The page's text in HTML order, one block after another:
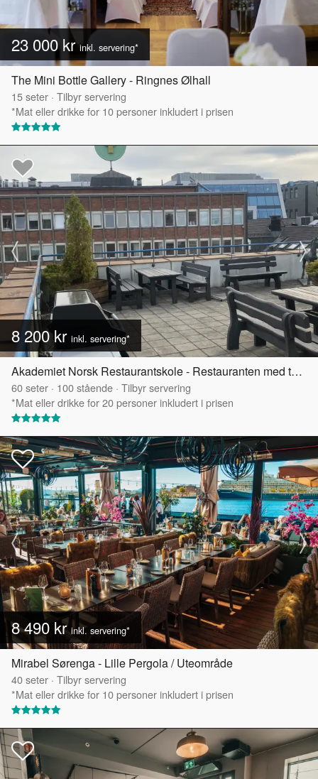
23 000 krinkl. servering*
The Mini Bottle Gallery - Ringnes Ølhall
15seter · Tilbyr servering
*Mat eller drikke for 10 personer inkludert i prisen
8 200 kr inkl. servering*
Akademiet Norsk Restaurantskole - Restauranten med takterrasse
60seter · 100stående · Tilbyr servering
*Mat eller drikke for 20 personer inkludert i prisen
8 490 krinkl. servering*
Mirabel Sørenga - Lille Pergola / Uteområde
40seter · Tilbyr servering
*Mat eller drikke for 10 personer inkludert i prisen